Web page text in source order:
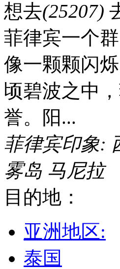
想去(25207)
菲律宾一个
像一颗颗闪
顷碧波之中
誉。阳...
菲律宾印象:
雾岛 马尼拉
目的地：
亚洲地区:
泰国